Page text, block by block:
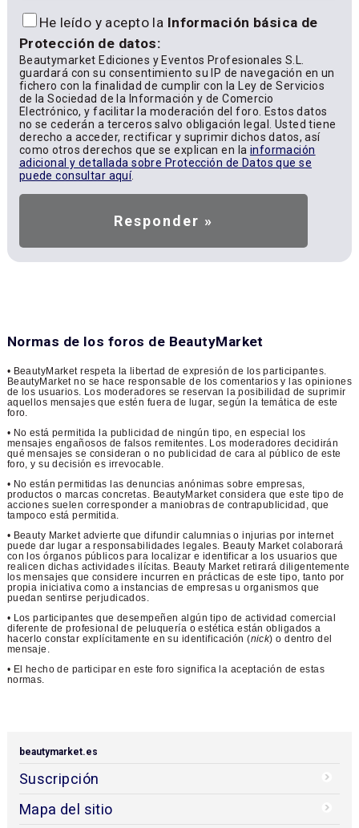
He leído y acepto la Información básica de
Protección de datos:
Beautymarket Ediciones y Eventos Profesionales S.L.
guardará con su consentimiento su IP de navegación en un
fichero con la finalidad de cumplir con la Ley de Servicios
de la Sociedad de la Información y de Comercio
Electrónico, y facilitar la moderación del foro. Estos datos
no se cederán a terceros salvo obligación legal. Usted tiene
derecho a acceder, rectificar y suprimir dichos datos, así
como otros derechos que se explican en la información
adicional y detallada sobre Protección de Datos que se
puede consultar aquí.
Normas de los foros de BeautyMarket
• BeautyMarket respeta la libertad de expresión de los participantes.
BeautyMarket no se hace responsable de los comentarios y las opiniones
de los usuarios. Los moderadores se reservan la posibilidad de suprimir
aquellos mensajes que estén fuera de lugar, según la temática de este
foro.
• No está permitida la publicidad de ningún tipo, en especial los
mensajes engañosos de falsos remitentes. Los moderadores decidirán
qué mensajes se consideran o no publicidad de cara al público de este
foro, y su decisión es irrevocable.
• No están permitidas las denuncias anónimas sobre empresas,
productos o marcas concretas. BeautyMarket considera que este tipo de
acciones suelen corresponder a maniobras de contrapublicidad, que
tampoco está permitida.
• Beauty Market advierte que difundir calumnias o injurias por internet
puede dar lugar a responsabilidades legales. Beauty Market colaborará
con los órganos públicos para localizar e identificar a los usuarios que
realicen dichas actividades ilícitas. Beauty Market retirará diligentemente
los mensajes que considere incurren en prácticas de este tipo, tanto por
propia iniciativa como a instancias de empresas u organismos que
puedan sentirse perjudicados.
• Los participantes que desempeñen algún tipo de actividad comercial
diferente de profesional de peluquería o estética están obligados a
hacerlo constar explícitamente en su identificación (nick) o dentro del
mensaje.
• El hecho de participar en este foro significa la aceptación de estas
normas.
beautymarket.es
Suscripción
Mapa del sitio